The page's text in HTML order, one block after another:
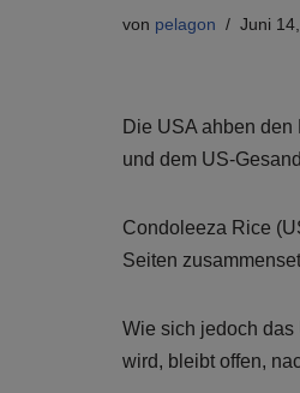
von pelagon Juni
Die USA ahben
und dem US-
Condoleeza Rice
Seiten
Wie sich jedoch das
wird, bleibt offen,